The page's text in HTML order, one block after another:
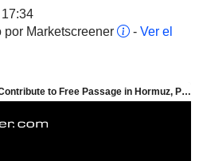
por Marketscreener
- Ver el